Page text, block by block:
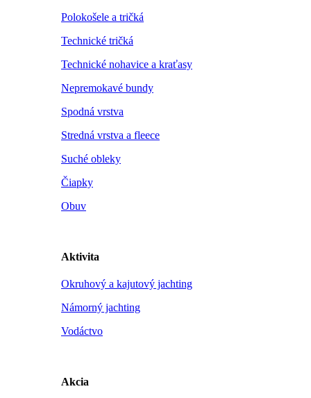
Polokošele a tričká
Technické tričká
Technické nohavice a kraťasy
Nepremokavé bundy
Spodná vrstva
Stredná vrstva a fleece
Suché obleky
Čiapky
Obuv
Aktivita
Okruhový a kajutový jachting
Námorný jachting
Vodáctvo
Akcia